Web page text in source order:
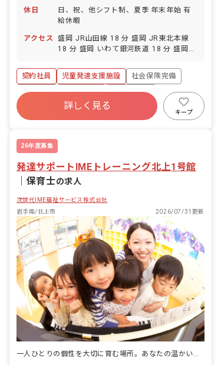
休日
日、祝、他シフト制、夏季 年末年始 有
給休暇
アクセス
盛岡 JR山田線 18 分 盛岡 JR東北本線
18 分 盛岡 いわて銀河鉄道 18 分 盛岡
線 18 分
契約社員 児童発達支援施設
社会保険完備
車通勤可
未経験歓迎
ブランクOK
詳しく見る
キープ
26年度募集
発達サポートIMEトレーニング北上1号館
保育士の求人
次世代IME福祉サービス株式会社
岩手県/北上市
2026/07/31更新